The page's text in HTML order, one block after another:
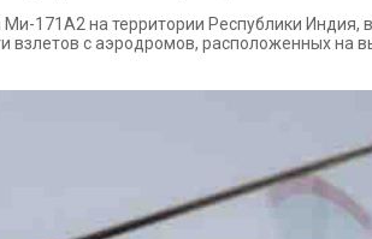
171А2 на территории Республики Индия,
взлетов с аэродромов, расположенных на